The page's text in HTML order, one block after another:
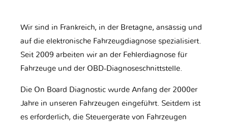
Wir sind in Frankreich, in der Bretagne, ansässig und
auf die elektronische Fahrzeugdiagnose spezialisiert.
Seit 2009 arbeiten wir an der Fehlerdiagnose für
Fahrzeuge und der OBD-Diagnoseschnittstelle.
Die On Board Diagnostic wurde Anfang der 2000er
Jahre in unseren Fahrzeugen eingeführt. Seitdem ist
es erforderlich, die Steuergeräte von Fahrzeugen